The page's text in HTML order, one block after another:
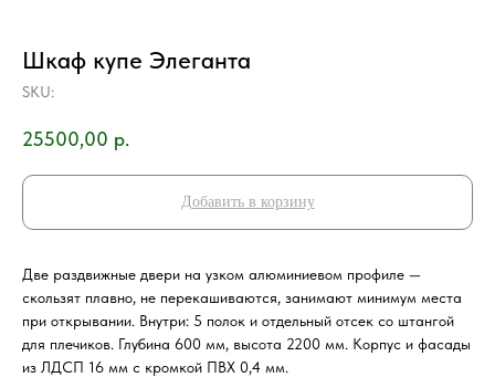
Шкаф купе Элеганта
SKU:
25500,00 р.
Добавить в корзину
Две раздвижные двери на узком алюминиевом профиле —
скользят плавно, не перекашиваются, занимают минимум места
при открывании. Внутри: 5 полок и отдельный отсек со штангой
для плечиков. Глубина 600 мм, высота 2200 мм. Корпус и фасады
из ЛДСП 16 мм с кромкой ПВХ 0,4 мм.